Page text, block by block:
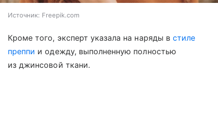
Источник: Freepik.com
Кроме того, эксперт указала на наряды в стиле
преппи и одежду, выполненную полностью
из джинсовой ткани.